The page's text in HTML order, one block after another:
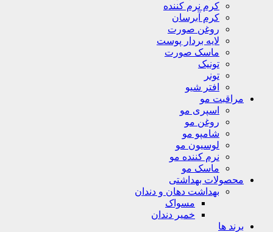
کرم نرم کننده
کرم آبرسان
روغن صورت
لایه بردار پوست
ماسک صورت
تونیک
تونر
افتر شیو
مراقبت مو
اسپری مو
روغن مو
شامپو مو
لوسیون مو
نرم کننده مو
ماسک مو
محصولات بهداشتی
بهداشت دهان و دندان
مسواک
خمیر دندان
برند ها